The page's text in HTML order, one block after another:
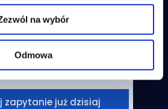
na wybór
Odmowa
nową firmę
i szukam księgowości
zapytanie już dzisiaj